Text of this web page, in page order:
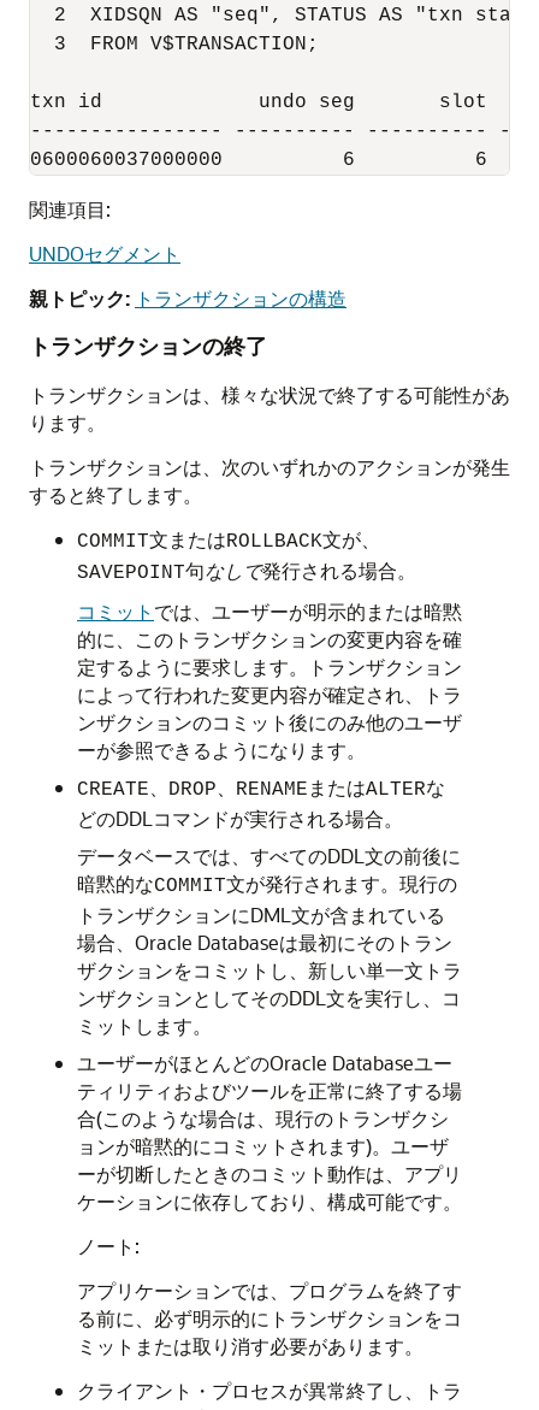
2  XIDSQN AS "seq", STATUS AS "txn
  3  FROM V$TRANSACTION;
txn id             undo seg       slot
---------------- ---------- ----------
0600060037000000          6          6
関連項目:
UNDOセグメント
親トピック: トランザクションの構造
トランザクションの終了
トランザクションは、様々な状況で終了する可能性があ
ります。
トランザクションは、次のいずれかのアクションが発生
すると終了します。
COMMIT文またはROLLBACK文が、
SAVEPOINT句なしで発行される場合。
コミット では、ユーザーが明示的または暗黙
的に、このトランザクションの変更内容を確
定するように要求します。トランザクション
によって行われた変更内容が確定され、トラ
ンザクションのコミット後にのみ他のユーザ
ーが参照できるようになります。
CREATE DROP RENAME またはALTERな
どのDDLコマンドが実行される場合。
データベースでは、すべてのDDL文の前後に
暗黙的なCOMMIT文が発行されます。現行の
トランザクションにDML文が含まれている
場合、Oracle Databaseは最初にそのトラン
ザクションをコミットし、新しい単一文トラ
ンザクションとしてそのDDL文を実行し、コ
ミットします。
ユーザーがほとんどのOracle Databaseユー
ティリティおよびツールを正常に終了する場
合(このような場合は、現行のトランザクシ
ョンが暗黙的にコミットされます)。ユーザ
ーが切断したときのコミット動作は、アプリ
ケーションに依存しており、構成可能です。
ノート:
アプリケーションでは、プログラムを終了す
る前に、必ず明示的にトランザクションをコ
ミットまたは取り消す必要があります。
クライアント・プロセスが異常終了し、トラ